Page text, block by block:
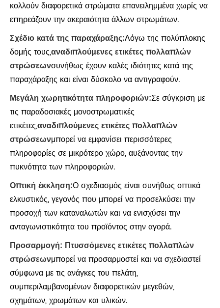
κολλούν διαφορετικά στρώματα επανειλημμένα χωρίς να
επηρεάζουν την ακεραιότητα άλλων στρωμάτων.
Σχέδιο κατά της παραχάραξης:Λόγω της πολύπλοκης
δομής τους,αναδιπλούμενες ετικέτες πολλαπλών
στρώσεωνσυνήθως έχουν καλές ιδιότητες κατά της
παραχάραξης και είναι δύσκολο να αντιγραφούν.
Μεγάλη χωρητικότητα πληροφοριών:Σε σύγκριση με
τις παραδοσιακές μονοστρωματικές
ετικέτες,αναδιπλούμενες ετικέτες πολλαπλών
στρώσεωνμπορεί να εμφανίσει περισσότερες
πληροφορίες σε μικρότερο χώρο, αυξάνοντας την
πυκνότητα των πληροφοριών.
Οπτική έκκληση:Ο σχεδιασμός είναι συνήθως οπτικά
ελκυστικός, γεγονός που μπορεί να προσελκύσει την
προσοχή των καταναλωτών και να ενισχύσει την
ανταγωνιστικότητα του προϊόντος στην αγορά.
Προσαρμογή: Πτυσσόμενες ετικέτες πολλαπλών
στρώσεωνμπορεί να προσαρμοστεί και να σχεδιαστεί
σύμφωνα με τις ανάγκες του πελάτη,
συμπεριλαμβανομένων διαφορετικών μεγεθών,
σχημάτων, χρωμάτων και υλικών.